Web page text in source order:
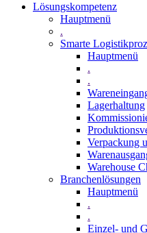
Lösungskompetenz
Hauptmenü
.
Smarte
Hauptmenü
.
.
Lagerhaltung
Verpackung
Warehouse
Branchenlösungen
Hauptmenü
.
.
Einzel- und